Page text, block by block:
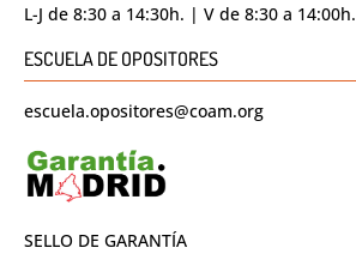
L-J de 8:30 a 14:30h. | V de 8:30 a 14:00h.
ESCUELA DE OPOSITORES
escuela.opositores@coam.org
SELLO DE GARANTÍA